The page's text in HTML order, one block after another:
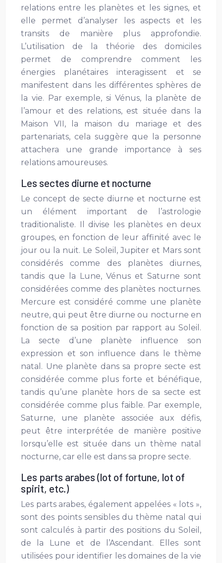
relations entre les planètes et les signes, et
elle permet d’analyser les aspects et les
transits de manière plus approfondie.
L’utilisation de la théorie des domiciles
permet de comprendre comment les
énergies planétaires interagissent et se
manifestent dans les différentes sphères de
la vie. Par exemple, si Vénus, la planète de
l’amour et des relations, est située dans la
Maison VII, la maison du mariage et des
partenariats, cela suggère que la personne
attachera une grande importance à ses
relations amoureuses.
Les sectes diurne et nocturne
Le concept de secte diurne et nocturne est
un élément important de l’astrologie
traditionaliste. Il divise les planètes en deux
groupes, en fonction de leur affinité avec le
jour ou la nuit. Le Soleil, Jupiter et Mars sont
considérés comme des planètes diurnes,
tandis que la Lune, Vénus et Saturne sont
considérées comme des planètes nocturnes.
Mercure est considéré comme une planète
neutre, qui peut être diurne ou nocturne en
fonction de sa position par rapport au Soleil.
La secte d’une planète influence son
expression et son influence dans le thème
natal. Une planète dans sa propre secte est
considérée comme plus forte et bénéfique,
tandis qu’une planète hors de sa secte est
considérée comme plus faible. Par exemple,
Saturne, une planète associée aux défis,
peut être interprétée de manière positive
lorsqu’elle est située dans un thème natal
nocturne, car elle est dans sa propre secte.
Les parts arabes (lot of fortune, lot of
spirit, etc.)
Les parts arabes, également appelées « lots »,
sont des points sensibles du thème natal qui
sont calculés à partir des positions du Soleil,
de la Lune et de l’Ascendant. Elles sont
utilisées pour identifier les domaines de la vie